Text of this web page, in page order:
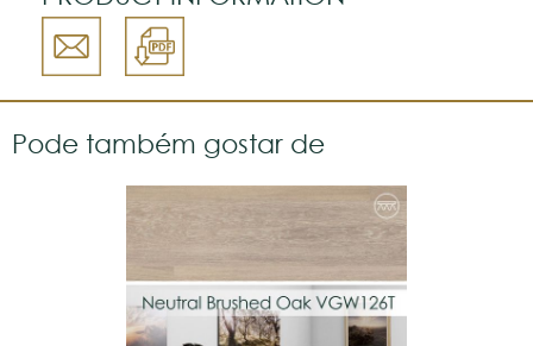
Pode também gostar de